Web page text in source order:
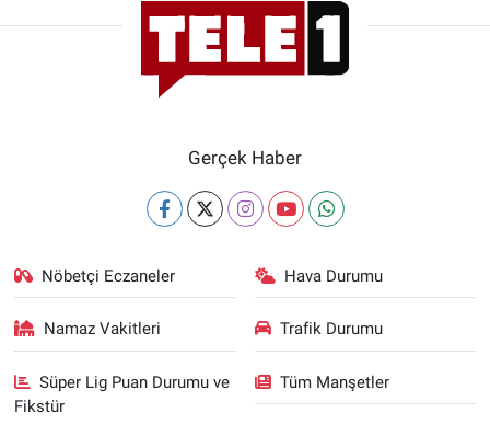
Gerçek Haber
Nöbetçi Eczaneler Hava Durumu
Namaz Vakitleri Trafik Durumu
Süper Lig Puan Durumu ve
Fikstür
Tüm Manşetler